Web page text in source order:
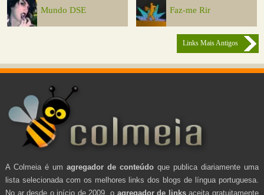
Mundo DSE Faz-me Rir
Links Mais Antigos
A Colmeia é um agregador de conteúdo que publica diariamente uma
lista selecionada com os melhores links dos blogs de língua portuguesa.
No ar desde o início de 2009, o agregador de linksaceita gratuitamente